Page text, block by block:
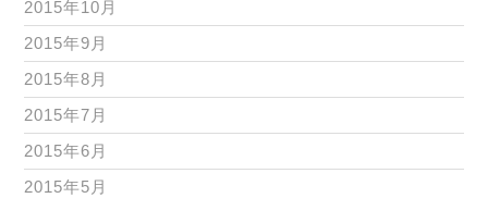
2015年10月
2015年9月
2015年8月
2015年7月
2015年6月
2015年5月